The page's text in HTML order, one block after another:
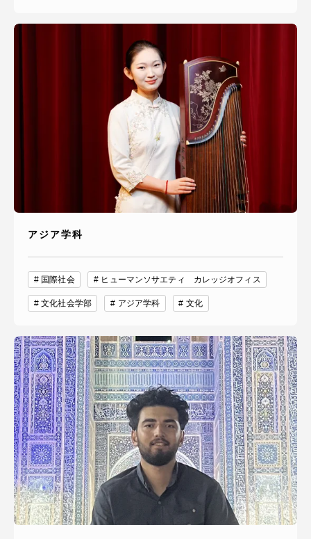
アジア学科
国際社会 ヒューマンソサエティ カレッジオフィス
文化社会学部 アジア学科 文化
お問い合わせ
在学生・保護者向けポータル（TIPS） 本学教職員向け情報
中文